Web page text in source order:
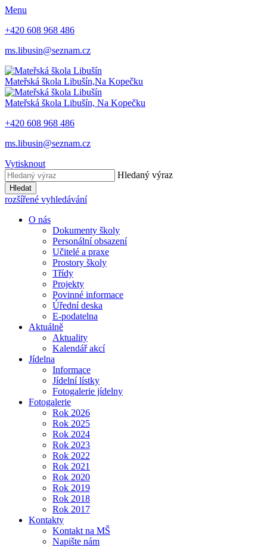
Menu
+420 608 968 486
ms.libusin@seznam.cz
Mateřská škola Libušín,Na Kopečku
Mateřská škola Libušín, Na Kopečku
+420 608 968 486
ms.libusin@seznam.cz
Vytisknout
Hledaný výraz
Hledat
rozšířené vyhledávání
O nás
Dokumenty školy
Personální obsazení
Učitelé a praxe
Prostory školy
Třídy
Projekty
Povinné informace
Úřední deska
E-podatelna
Aktuálně
Aktuality
Kalendář akcí
Jídelna
Informace
Jídelní lístky
Fotogalerie jídelny
Fotogalerie
Rok 2026
Rok 2025
Rok 2024
Rok 2023
Rok 2022
Rok 2021
Rok 2020
Rok 2019
Rok 2018
Rok 2017
Kontakty
Kontakt na MŠ
Napište nám